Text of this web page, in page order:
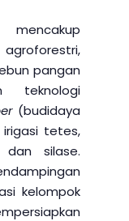
pangan
teknologi
(budidaya
tetes,
silase.
kelompok